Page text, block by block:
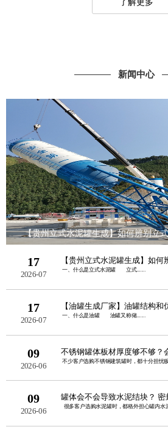
新闻中心
【贵州立式水泥罐生成】如何辨别立
17
2026-07
【贵州立式水泥罐生成】如何
一、什么是立式水泥罐 立式......
17
2026-07
【油罐生成厂家】油罐结构和
一、什么是油罐 油罐又称储......
09
2026-06
不锈钢罐体板材厚度够不够？
09
2026-06
罐体会不会导致水泥结块？ 密